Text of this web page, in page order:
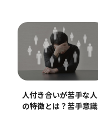
人付き合いが苦手な人
の特徴とは？苦手意識